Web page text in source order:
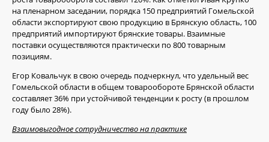
на пленарном заседании, порядка 150 предприятий Гомельской
области экспортируют свою продукцию в Брянскую область, 100
предприятий импортируют брянские товары. Взаимные
поставки осуществляются практически по 800 товарным
позициям.
Егор Ковальчук в свою очередь подчеркнул, что удельный вес
Гомельской области в общем товарообороте Брянской области
составляет 36% при устойчивой тенденции к росту (в прошлом
году было 28%).
Взаимовыгодное сотрудничество на практике